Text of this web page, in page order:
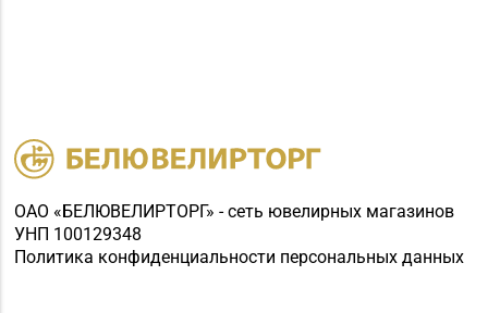
ОАО «БЕЛЮВЕЛИРТОРГ» - сеть ювелирных магазинов
УНП 100129348
Политика конфиденциальности персональных данных